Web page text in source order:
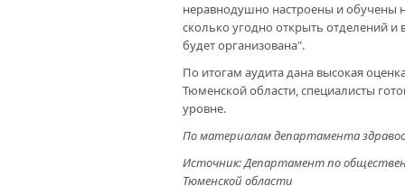
неравнодушно настроены и
сколько угодно открыть отделений и
будет организована".
По итогам аудита дана высокая
Тюменской области, специалисты
уровне.
По материалам департамента
Источник: Департамент по
Тюменской области